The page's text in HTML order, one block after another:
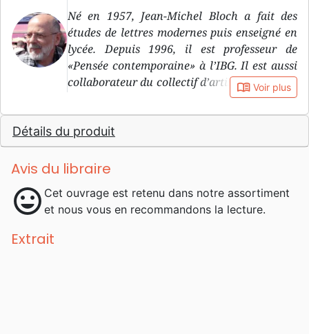
Né en 1957, Jean-Michel Bloch a fait des
études de lettres modernes puis enseigné en
lycée. Depuis 1996, il est professeur de
«Pensée contemporaine» à l’IBG. Il est aussi
collaborateur du collectif d’artistes chrétiens
«Majestart» et membre engagé d’une Eglise
évangélique dans l’est de la France.
book_open Voir plus
Détails du produit
Avis du libraire
mood Cet ouvrage est retenu dans notre assortiment
et nous vous en recommandons la lecture.
Extrait